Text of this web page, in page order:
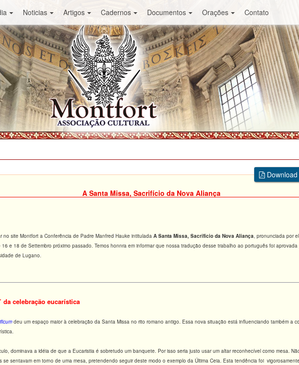
Noticias Artigos Cadernos Documentos Orações Contato
Download
A Santa Missa, Sacrifício da Nova Aliança
no site Montfort a Conferência de Padre Manfred Hauke intitulada A Santa Missa, Sacrifício da Nova Aliança, pronunciada por
16 e 18 de Settembro próximo passado. Temos honnra em informar que nossa tradução desse trabalho ao português foi
de Lugano.
da celebração eucarística
deu um espaço maior à celebração da Santa Missa no rito romano antigo. Essa nova situação está influenciando também a
dominava a idéia de que a Eucaristia é sobretudo um banquete. Por isso seria justo usar um altar reconhecível como mesa.
se sentavam em torno de uma mesa, pretendendo seguir deste modo o exemplo da Última Ceia. Esta tendência foi